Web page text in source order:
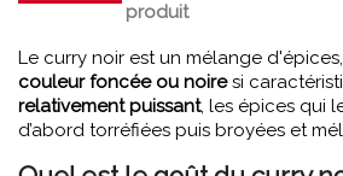
produit
Le curry noir est un mélange
couleur foncée ou noiresi
relativement puissant, les épices qui
d’abord torréfiées puis broyées et